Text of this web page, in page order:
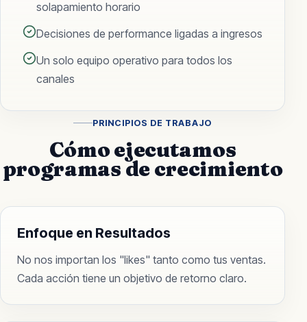
solapamiento horario
Decisiones de performance ligadas a ingresos
Un solo equipo operativo para todos los
canales
PRINCIPIOS DE TRABAJO
Cómo ejecutamos
programas de crecimiento
Enfoque en Resultados
No nos importan los "likes" tanto como tus ventas.
Cada acción tiene un objetivo de retorno claro.